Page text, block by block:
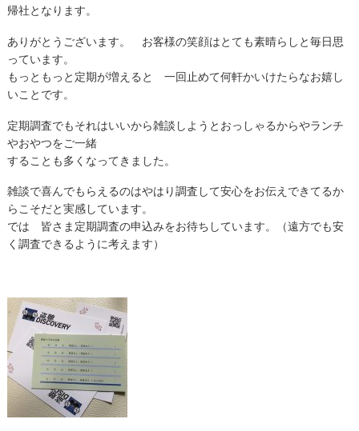
帰社となります。
ありがとうございます。 お客様の笑顔はとても素晴らしと毎日思
っています。
もっともっと定期が増えると 一回止めて何軒かいけたらなお嬉し
いことです。
定期調査でもそれはいいから雑談しようとおっしゃるからやランチ
やおやつをご一緒
することも多くなってきました。
雑談で喜んでもらえるのはやはり調査して安心をお伝えできてるか
らこそだと実感しています。
では 皆さま定期調査の申込みをお待ちしています。（遠方でも安
く調査できるように考えます）